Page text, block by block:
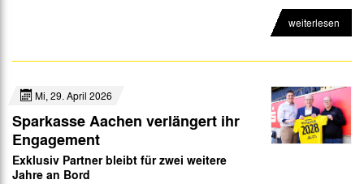
weiterlesen
Mi, 29. April 2026
Sparkasse Aachen verlängert ihr
Engagement
Exklusiv Partner bleibt für zwei weitere
Jahre an Bord